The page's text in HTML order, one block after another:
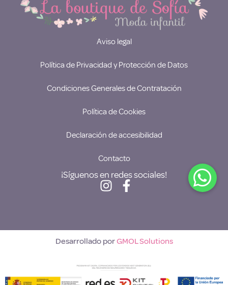
Aviso legal
Política de Privacidad y Protección de Datos
Condiciones Generales de Contratación
Política de Cookies
Declaración de accesibilidad
Contacto
¡Síguenos en redes sociales!
Desarrollado porGMOL Solutions